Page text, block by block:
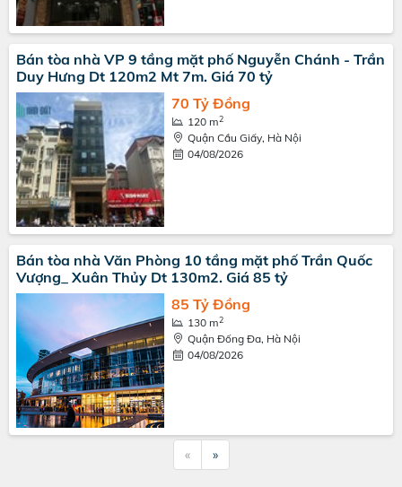
Bán tòa nhà VP 9 tầng mặt phố Nguyễn Chánh - Trần
Duy Hưng Dt 120m2 Mt 7m. Giá 70 tỷ
70 Tỷ Đồng
120 m2
Quận Cầu Giấy, Hà Nội
04/08/2026
Bán tòa nhà Văn Phòng 10 tầng mặt phố Trần Quốc
Vượng_ Xuân Thủy Dt 130m2. Giá 85 tỷ
85 Tỷ Đồng
130 m2
Quận Đống Đa, Hà Nội
04/08/2026
« »